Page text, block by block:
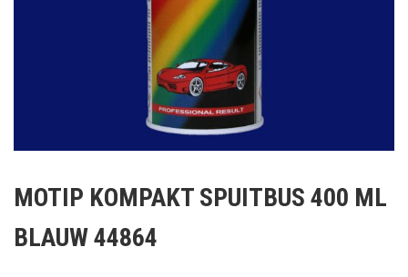
het
van
MOTIP KOMPAKT SPUITBUS 400 ML
BLAUW 44864